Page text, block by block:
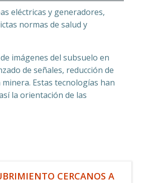
eléctricas y generadores,
normas de salud y
imágenes del subsuelo en
de señales, reducción de
Estas tecnologías han
la orientación de las
CERCANOS A